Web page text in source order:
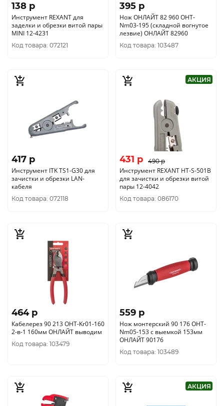
138 p
Инструмент REXANT для
заделки и обрезки витой пары
MINI 12-4231
Код товара: 072121
395 p
Нож ОНЛАЙТ 82 960 OHT-
Nm03-195 (складной вогнутое
лезвие) ОНЛАЙТ 82960
Код товара: 103487
417 p
Инструмент ITK TS1-G30 для
зачистки и обрезки LAN-
кабеля
Код товара: 072118
АКЦИЯ
431 p 490 p
Инструмент REXANT HT-S-501B
для зачистки и обрезки витой
пары 12-4042
Код товара: 086170
464 p
Кабелерез 90 213 OHT-Kr01-160
2-в-1 160мм ОНЛАЙТ выводим
Код товара: 103479
559 p
Нож монтерский 90 176 OHT-
Nm05-153 с выемкой 153мм
ОНЛАЙТ 90176
Код товара: 103489
АКЦИЯ